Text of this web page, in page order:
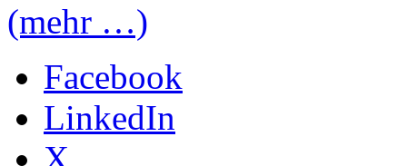
(mehr …)
Facebook
LinkedIn
X